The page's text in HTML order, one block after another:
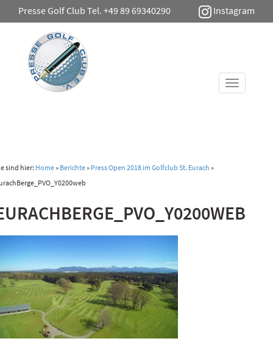
Presse Golf Club Tel. +49 89 69340290 Instagram
Toggle
sind hier: Home» Berichte» Press Open 2018 im Golfclub St. Eurach »